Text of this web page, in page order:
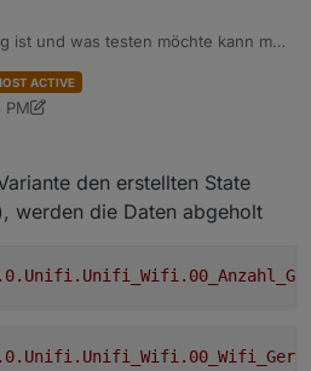
ist und was testen möchte kann mal
nun Variabel hinzugefügt.
ein Datenpunkt pro WLAN! Setzen
der Datenpunkt alle 15 Sekunden
Status geupdated.
ACTIVE
PM
2019, 1:13 AM
den erstellten State
werden die Daten abgeholt